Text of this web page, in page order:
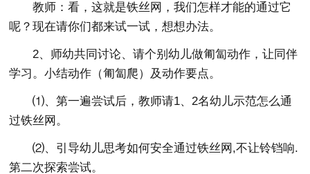
教师：看，这就是铁丝网，我们怎样才能的通过它
呢？现在请你们都来试一试，想想办法。
2、师幼共同讨论、请个别幼儿做匍匐动作，让同伴
学习。小结动作（匍匐爬）及动作要点。
⑴、第一遍尝试后，教师请1、2名幼儿示范怎么通
过铁丝网。
⑵、引导幼儿思考如何安全通过铁丝网,不让铃铛响.
第二次探索尝试。